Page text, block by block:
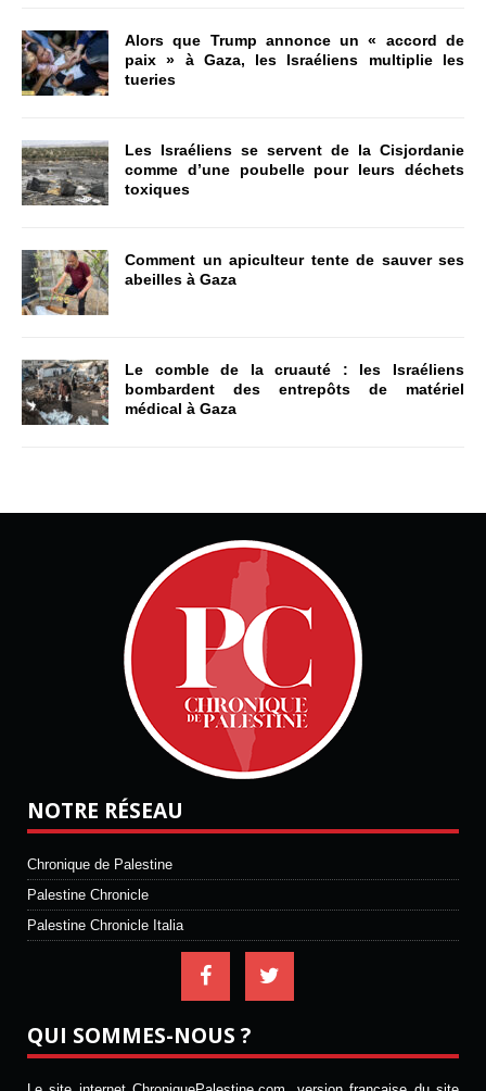
Alors que Trump annonce un « accord de
paix » à Gaza, les Israéliens multiplie les
tueries
Les Israéliens se servent de la Cisjordanie
comme d’une poubelle pour leurs déchets
toxiques
Comment un apiculteur tente de sauver ses
abeilles à Gaza
Le comble de la cruauté : les Israéliens
bombardent des entrepôts de matériel
médical à Gaza
NOTRE RÉSEAU
Chronique de Palestine
Palestine Chronicle
Palestine Chronicle Italia
QUI SOMMES-NOUS ?